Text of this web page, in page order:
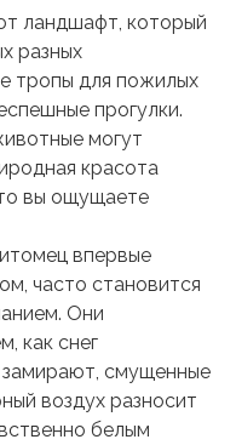
ландшафт, который
разных
тропы для пожилых
прогулки.
могут
красота
вы ощущаете
впервые
часто становится
Они
как снег
смущенные
воздух разносит
белым